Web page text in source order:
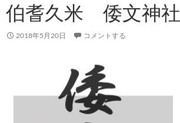
伯耆久米 倭文神社
2018年5月20日 コメントする